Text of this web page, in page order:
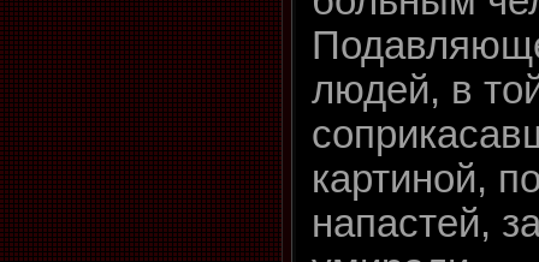
людей, в
картиной,
напастей,